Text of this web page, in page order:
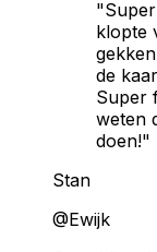
klopte
de
Super
weten
doen!"
Stan
@Ewijk